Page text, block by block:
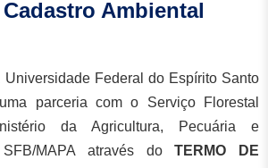
Ambiental
Federal do Espírito Santo
parceria com o Serviço Florestal
da Agricultura, Pecuária e
SFB/MAPA através doTERMO DE